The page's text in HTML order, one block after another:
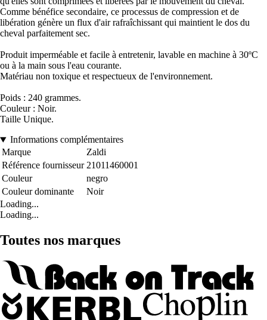
Comme bénéfice secondaire, ce processus de compression et de
libération génère un flux d'air rafraîchissant qui maintient le dos du
cheval parfaitement sec.
Produit imperméable et facile à entretenir, lavable en machine à 30ºC
ou à la main sous l'eau courante.
Matériau non toxique et respectueux de l'environnement.
Poids : 240 grammes.
Couleur : Noir.
Taille Unique.
Informations complémentaires
Marque
Zaldi
Référence fournisseur 21011460001
Couleur
negro
Couleur dominante
Noir
Loading...
Loading...
Toutes nos marques